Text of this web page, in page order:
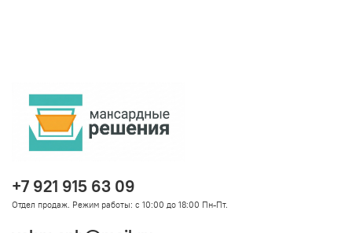
+7 921 915 63 09
Отдел продаж. Режим работы: с 10:00 до 18:00 Пн-Пт.